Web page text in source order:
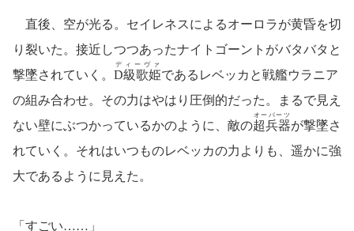
直後、空が光る。セイレネスによるオーロラが黄昏を切
り裂いた。接近しつつあったナイトゴーントがバタバタと
撃墜されていく。 D級歌姫
ディーヴァ
であるレベッカと戦艦ウラニア
の組み合わせ。その力はやはり圧倒的だった。まるで見え
ない壁にぶつかっているかのように、敵の超兵器
オーパーツ
が撃墜さ
れていく。それはいつものレベッカの力よりも、遥かに強
大であるように見えた。
「すごい……」